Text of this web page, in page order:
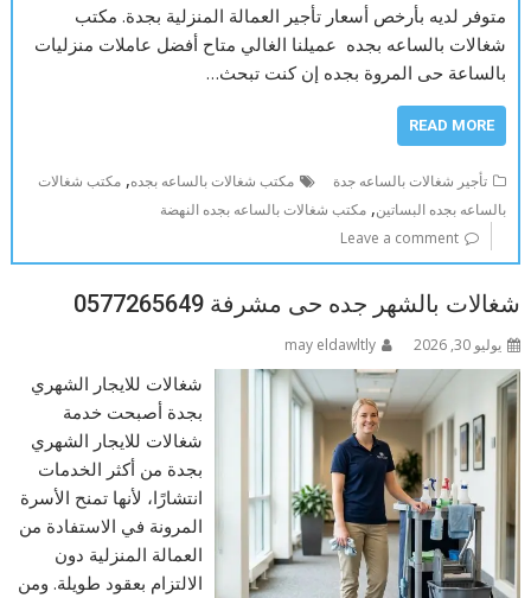
متوفر لديه بأرخص أسعار تأجير العمالة المنزلية بجدة. مكتب
شغالات بالساعه بجده عميلنا الغالي متاح أفضل عاملات منزليات
بالساعة حى المروة بجده إن كنت تبحث…
READ MORE
تأجير شغالات بالساعه جدة مكتب شغالات بالساعه بجده,مكتب شغالات
بالساعه بجده البساتين,مكتب شغالات بالساعه بجده النهضة
Leave a comment
شغالات بالشهر جده حى مشرفة 0577265649
يوليو 30, 2026 may eldawltly
شغالات للايجار الشهري
بجدة أصبحت خدمة
شغالات للايجار الشهري
بجدة من أكثر الخدمات
انتشارًا، لأنها تمنح الأسرة
المرونة في الاستفادة من
العمالة المنزلية دون
الالتزام بعقود طويلة. ومن